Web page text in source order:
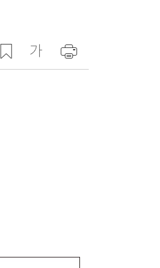
국토부 사조위, 기초
왜곡